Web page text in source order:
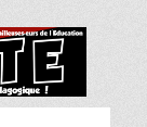
des
eurs
!